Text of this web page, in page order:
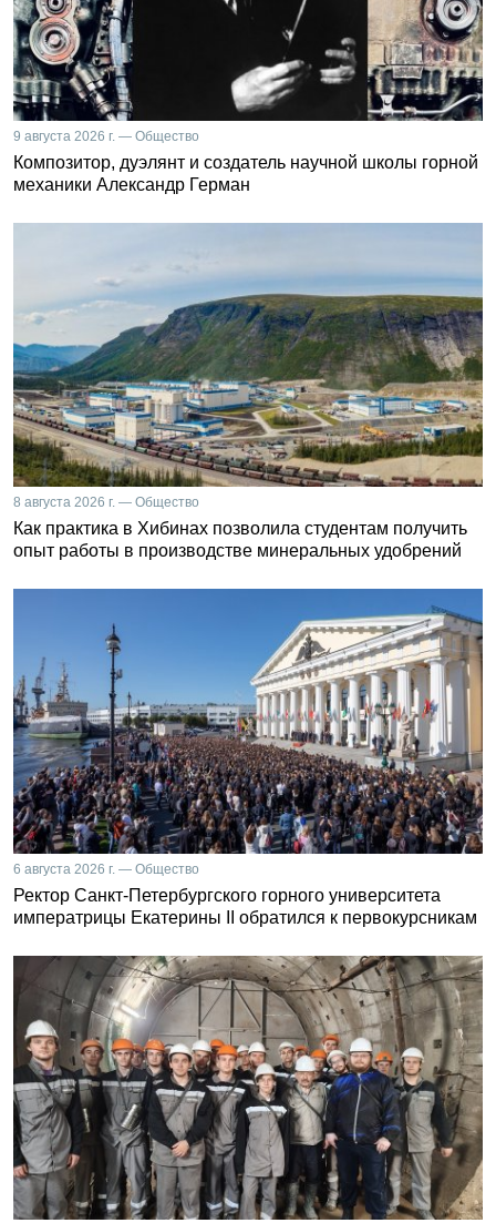
9 августа 2026 г. — Общество
Композитор, дуэлянт и создатель научной школы горной
механики Александр Герман
8 августа 2026 г. — Общество
Как практика в Хибинах позволила студентам получить
опыт работы в производстве минеральных удобрений
6 августа 2026 г. — Общество
Ректор Санкт-Петербургского горного университета
императрицы Екатерины II обратился к первокурсникам